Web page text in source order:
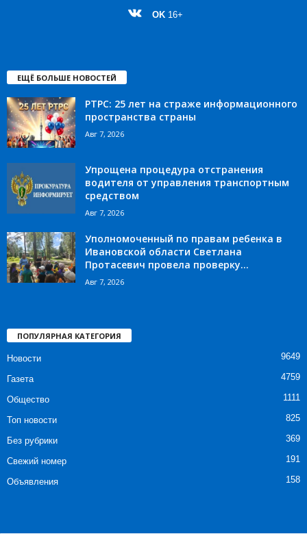
OK 16+
ЕЩЁ БОЛЬШЕ НОВОСТЕЙ
РТРС: 25 лет на страже информационного
пространства страны
Авг 7, 2026
Упрощена процедура отстранения
водителя от управления транспортным
средством
Авг 7, 2026
Уполномоченный по правам ребенка в
Ивановской области Светлана
Протасевич провела проверку...
Авг 7, 2026
ПОПУЛЯРНАЯ КАТЕГОРИЯ
Новости 9649
Газета 4759
Общество 1111
Топ новости 825
Без рубрики 369
Свежий номер 191
Объявления 158